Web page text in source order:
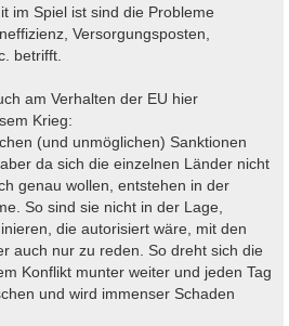
im Spiel ist sind die Probleme
Versorgungsposten,
betrifft.
am Verhalten der EU hier
Krieg:
(und unmöglichen) Sanktionen
da sich die einzelnen Länder nicht
genau wollen, entstehen in der
So sind sie nicht in der Lage,
die autorisiert wäre, mit den
auch nur zu reden. So dreht sich die
Konflikt munter weiter und jeden Tag
und wird immenser Schaden